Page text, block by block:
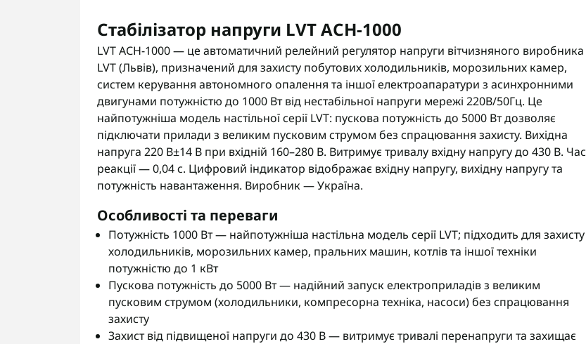
Стабілізатор напруги LVT АСН-1000
LVT АСН-1000 — це автоматичний релейний регулятор напруги вітчизняного виробника
LVT (Львів), призначений для захисту побутових холодильників, морозильних камер,
систем керування автономного опалення та іншої електроапаратури з асинхронними
двигунами потужністю до 1000 Вт від нестабільної напруги мережі 220В/50Гц. Це
найпотужніша модель настільної серії LVT: пускова потужність до 5000 Вт дозволяє
підключати прилади з великим пусковим струмом без спрацювання захисту. Вихідна
напруга 220 В±14 В при вхідній 160–280 В. Витримує тривалу вхідну напругу до 430 В. Час
реакції — 0,04 с. Цифровий індикатор відображає вхідну напругу, вихідну напругу та
потужність навантаження. Виробник — Україна.
Особливості та переваги
Потужність 1000 Вт — найпотужніша настільна модель серії LVT; підходить для захисту
холодильників, морозильних камер, пральних машин, котлів та іншої техніки
потужністю до 1 кВт
Пускова потужність до 5000 Вт — надійний запуск електроприладів з великим
пусковим струмом (холодильники, компресорна техніка, насоси) без спрацювання
захисту
Захист від підвищеної напруги до 430 В — витримує тривалі перенапруги та захищає